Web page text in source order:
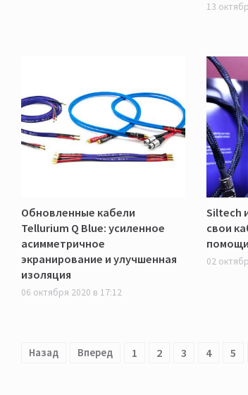
13
Обновленные кабели
Tellurium Q Blue: усиленное
асимметричное
экранирование и улучшенная
изоляция
06 октября 2020 в 17:12
Siltech
свои
02
Назад Вперед 1 2 3 4 5